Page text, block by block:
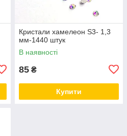
Кристали хамелеон S3- 1,3
мм-1440 штук
В наявності
85 ₴
Купити